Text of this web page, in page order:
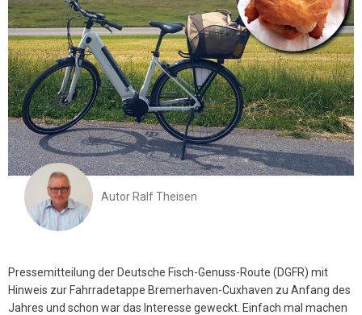
Autor Ralf Theisen
Pressemitteilung der Deutsche Fisch-Genuss-Route (DGFR) mit
Hinweis zur Fahrradetappe Bremerhaven-Cuxhaven zu Anfang des
Jahres und schon war das Interesse geweckt. Einfach mal machen